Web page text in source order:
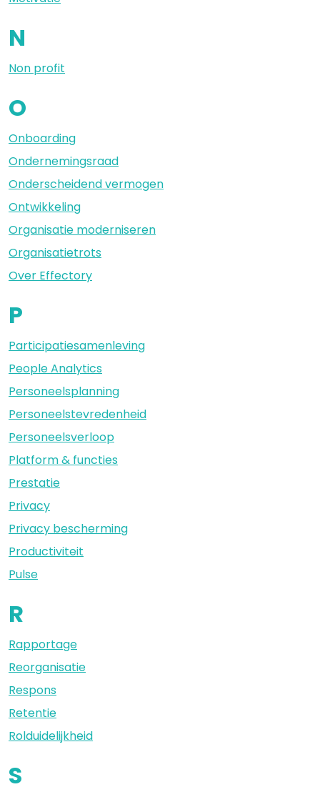
N
Non profit
O
Onboarding
Ondernemingsraad
Onderscheidend vermogen
Ontwikkeling
Organisatie moderniseren
Organisatietrots
Over Effectory
P
Participatiesamenleving
People Analytics
Personeelsplanning
Personeelstevredenheid
Personeelsverloop
Platform & functies
Prestatie
Privacy
Privacy bescherming
Productiviteit
Pulse
R
Rapportage
Reorganisatie
Respons
Retentie
Rolduidelijkheid
S